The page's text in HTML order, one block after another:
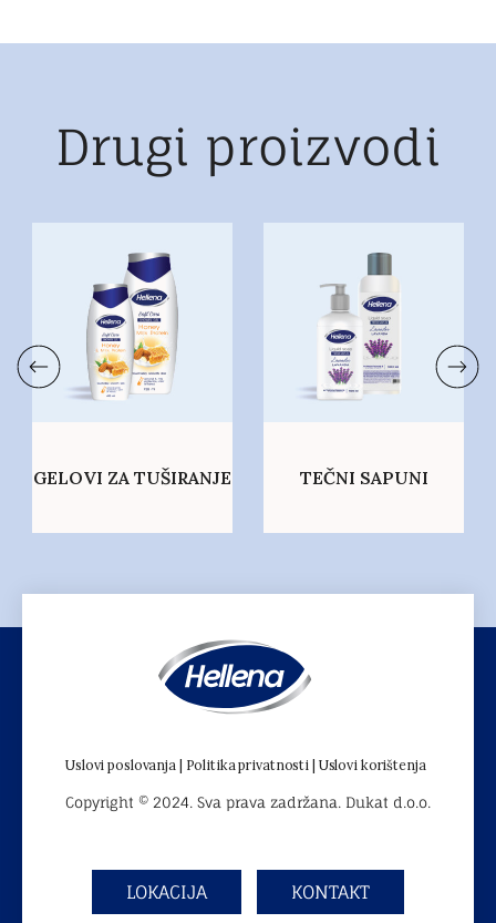
Drugi proizvodi
GELOVI ZA TUŠIRANJE TEČNI SAPUNI
Uslovi poslovanja | Politika privatnosti | Uslovi korištenja
Copyright © 2024. Sva prava zadržana. Dukat d.o.o.
LOKACIJA KONTAKT